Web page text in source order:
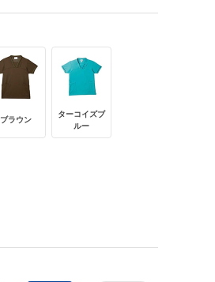
ブラウン
ターコイズブ
ルー